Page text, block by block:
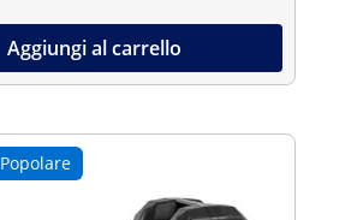
Aggiungi al carrello
Popolare